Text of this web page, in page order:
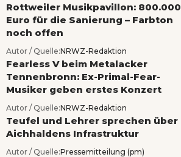
Rottweiler Musikpavillon: 800.000
Euro für die Sanierung – Farbton
noch offen
Autor / Quelle:NRWZ-Redaktion
Fearless V beim Metalacker
Tennenbronn: Ex-Primal-Fear-
Musiker geben erstes Konzert
Autor / Quelle:NRWZ-Redaktion
Teufel und Lehrer sprechen über
Aichhaldens Infrastruktur
Autor / Quelle:Pressemitteilung (pm)